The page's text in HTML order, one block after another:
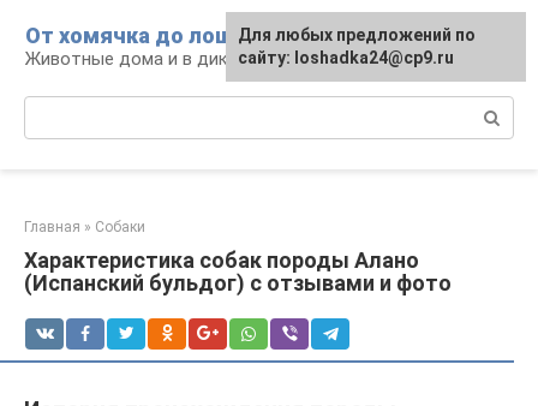
контенту
От хомячка до лошади
Животные дома и в дикой природе
Главная » Собаки
Характеристика собак породы Алано
(Испанский бульдог) с отзывами и фото
Для любых предложений по
сайту: loshadka24@cp9.ru